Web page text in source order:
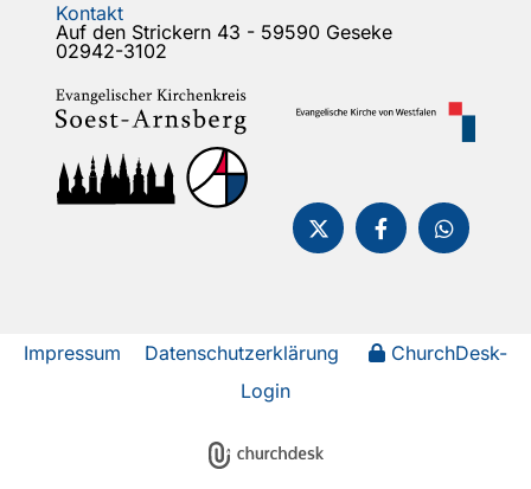
Kontakt
Auf den Strickern 43 - 59590 Geseke
02942-3102
Impressum Datenschutzerklärung
ChurchDesk-
Login